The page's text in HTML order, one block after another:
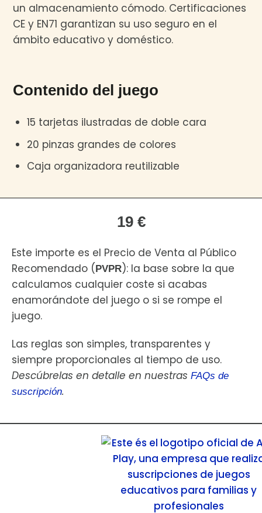
un almacenamiento cómodo. Certificaciones
CE y EN71 garantizan su uso seguro en el
ámbito educativo y doméstico.
Contenido del juego
15 tarjetas ilustradas de doble cara
20 pinzas grandes de colores
Caja organizadora reutilizable
19 €
Este importe es el Precio de Venta al Público
Recomendado ( PVPR): la base sobre la que
calculamos cualquier coste si acabas
enamorándote del juego o si se rompe el
juego.
Las reglas son simples, transparentes y
siempre proporcionales al tiempo de uso.
Descúbrelas en detalle en nuestras FAQs de
suscripción.